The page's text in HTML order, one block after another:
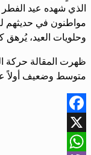
الذي شهده عيد الفطر
مواطنون في حديثهم
وحلويات العيد،
ظهرت المقالة حركة
متوسط وضعيف أولاً
Facebook
X